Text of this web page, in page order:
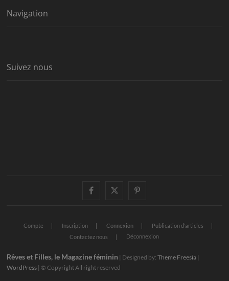
Navigation
Suivez nous
facebooktwitterpinterest
Compte Inscription Connexion
Publication d’articles
Contactez nous
Déconnexion
Rêves et Filles, le Magazine féminin | Designed by:Theme Freesia |
WordPress | © Copyright All right reserved